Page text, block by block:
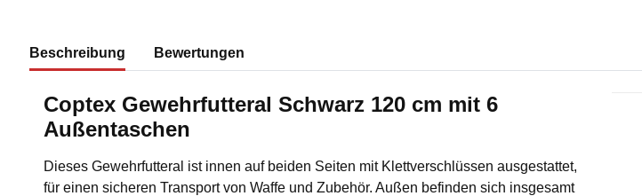
Beschreibung Bewertungen
Coptex Gewehrfutteral Schwarz 120 cm mit 6
Außentaschen
Dieses Gewehrfutteral ist innen auf beiden Seiten mit Klettverschlüssen ausgestattet,
für einen sicheren Transport von Waffe und Zubehör. Außen befinden sich insgesamt